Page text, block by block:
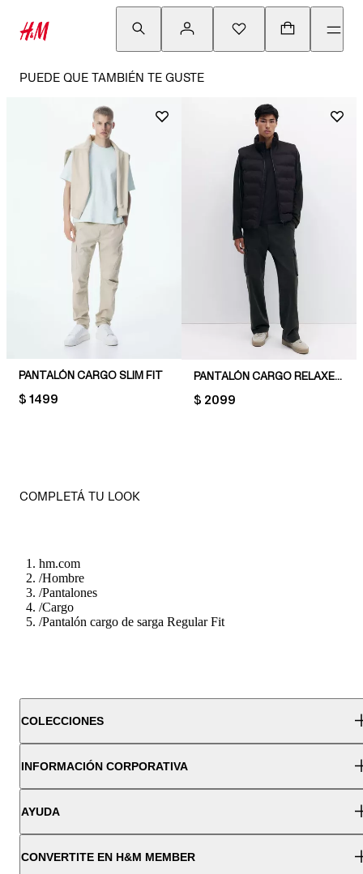
PUEDE QUE TAMBIÉN TE GUSTE
PANTALÓN CARGO SLIM FIT
PRICE:
$ 1499
PANTALÓN CARGO RELAXED FIT
PRICE:
$ 2099
COMPLETÁ TU LOOK
hm.com
/Hombre
/Pantalones
/Cargo
/Pantalón cargo de sarga Regular Fit
COLECCIONES
INFORMACIÓN CORPORATIVA
AYUDA
CONVERTITE EN H&M MEMBER